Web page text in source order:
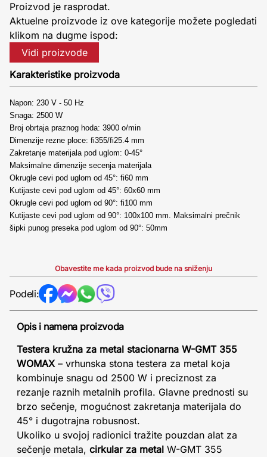
Proizvod je rasprodat.
Aktuelne proizvode iz ove kategorije možete pogledati
klikom na dugme ispod:
Vidi proizvode
Karakteristike proizvoda
Napon: 230 V - 50 Hz
Snaga: 2500 W
Broj obrtaja praznog hoda: 3900 o/min
Dimenzije rezne ploce: fi355/fi25.4 mm
Zakretanje materijala pod uglom: 0-45°
Maksimalne dimenzije secenja materijala
Okrugle cevi pod uglom od 45°: fi60 mm
Kutijaste cevi pod uglom od 45°: 60x60 mm
Okrugle cevi pod uglom od 90°: fi100 mm
Kutijaste cevi pod uglom od 90°: 100x100 mm. Maksimalni prečnik
šipki punog preseka pod uglom od 90°: 50mm
Obavestite me kada proizvod bude na sniženju
Podeli:
Opis i namena proizvoda
Testera kružna za metal stacionarna W-GMT 355
WOMAX– vrhunska stona testera za metal koja
kombinuje snagu od 2500 W i preciznost za
rezanje raznih metalnih profila. Glavne prednosti su
brzo sečenje, mogućnost zakretanja materijala do
45° i dugotrajna robusnost.
Ukoliko u svojoj radionici tražite pouzdan alat za
sečenje metala, cirkular za metal W-GMT 355